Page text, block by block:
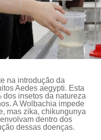
na introdução da
Aedes aegypti. Esta
dos insetos da natureza
A Wolbachia impede
mas zika, chikungunya
dentro dos
dessas doenças.